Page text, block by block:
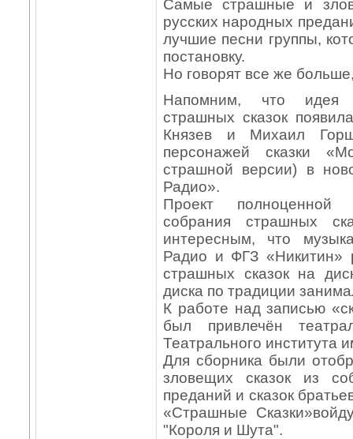
Самые страшные и
русских народных
лучшие песни группы,
постановку.
Но говорят все же
Напомним, что идея
страшных сказок
Князев и Михаил
персонажей сказки
страшной версии) в
Радио».
Проект полноценной
собрания страшных
интересным, что
Радио и ФГЗ «Никитин»
страшных сказок на
диска по традиции
К работе над записью
был привлечён
Театрального института
Для сборника были
зловещих сказок из
преданий и сказок
«Страшные
"Короля и Шута".